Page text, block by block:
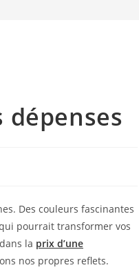
Des couleurs fascinantes
pourrait transformer vos
la prix d’une
nos propres reflets.